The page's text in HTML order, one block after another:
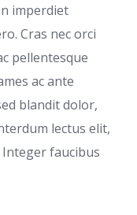
imperdiet
Cras nec orci
pellentesque
ac ante
blandit dolor,
lectus elit,
faucibus